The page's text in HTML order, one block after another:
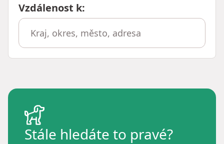
Vzdálenost k:
Stále hledáte to pravé?